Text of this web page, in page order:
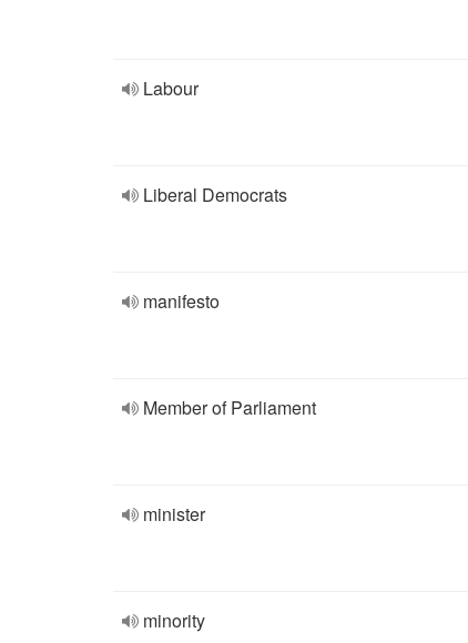
Labour
Liberal Democrats
manifesto
Member of Parliament
minister
minority